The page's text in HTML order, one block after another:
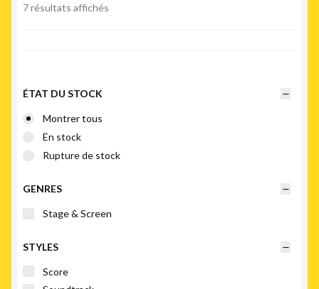
7 résultats affichés
ÉTAT DU STOCK
Montrer tous
En stock
Rupture de stock
GENRES
Stage & Screen
STYLES
Score